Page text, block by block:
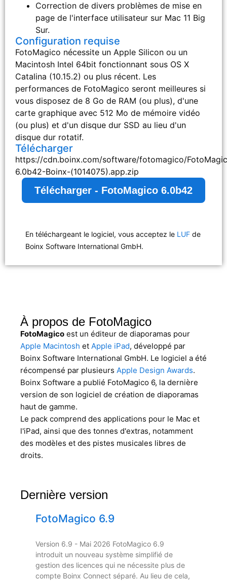
Correction de divers problèmes de mise en
page de l'interface utilisateur sur Mac 11 Big
Sur.
Configuration requise
FotoMagico nécessite un Apple Silicon ou un
Macintosh Intel 64bit fonctionnant sous OS X
Catalina (10.15.2) ou plus récent. Les
performances de FotoMagico seront meilleures si
vous disposez de 8 Go de RAM (ou plus), d'une
carte graphique avec 512 Mo de mémoire vidéo
(ou plus) et d'un disque dur SSD au lieu d'un
disque dur rotatif.
Télécharger
https://cdn.boinx.com/software/fotomagico/
6.0b42-Boinx-(1014075).app.zip
Télécharger - FotoMagico 6.0b42
En téléchargeant le logiciel, vous acceptez le LUF de
Boinx Software International GmbH.
À propos de FotoMagico
FotoMagico est un éditeur de diaporamas pour
Apple Macintosh et Apple iPad, développé par
Boinx Software International GmbH. Le logiciel a été
récompensé par plusieurs Apple Design Awards.
Boinx Software a publié FotoMagico 6, la dernière
version de son logiciel de création de diaporamas
haut de gamme.
Le pack comprend des applications pour le Mac et
l'iPad, ainsi que des tonnes d'extras, notamment
des modèles et des pistes musicales libres de
droits.
Dernière version
FotoMagico 6.9
Version 6.9 - Mai 2026 FotoMagico 6.9
introduit un nouveau système simplifié de
gestion des licences qui ne nécessite plus de
compte Boinx Connect séparé. Au lieu de cela,